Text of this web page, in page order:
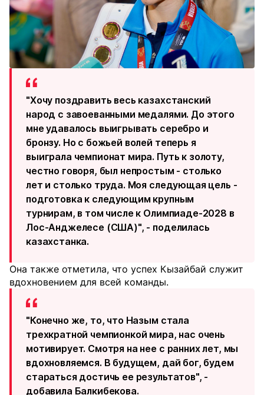
"Хочу поздравить весь казахстанский
народ с завоеванными медалями. До этого
мне удавалось выигрывать серебро и
бронзу. Но с божьей волей теперь я
выиграла чемпионат мира. Путь к золоту,
честно говоря, был непростым - столько
лет и столько труда. Моя следующая цель -
подготовка к следующим крупным
турнирам, в том числе к Олимпиаде-2028 в
Лос-Анджелесе (США)", - поделилась
казахстанка.
Она также отметила, что успех Кызайбай служит
вдохновением для всей команды.
"Конечно же, то, что Назым стала
трехкратной чемпионкой мира, нас очень
мотивирует. Смотря на нее с ранних лет, мы
вдохновляемся. В будущем, дай бог, будем
стараться достичь ее результатов", -
добавила Балкибекова.